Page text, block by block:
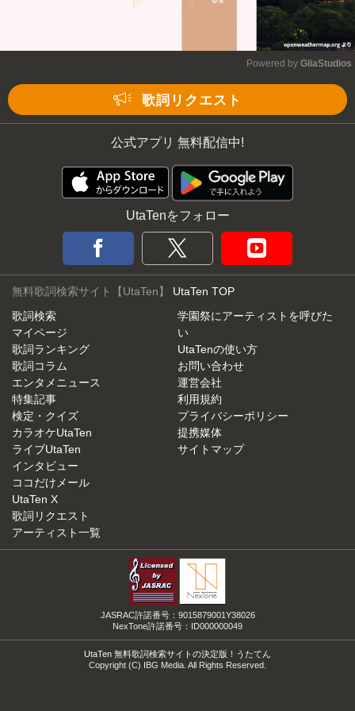
Powered by GliaStudios
歌詞リクエスト
公式アプリ 無料配信中!
UtaTenをフォロー
無料歌詞検索サイト【UtaTen】 UtaTen TOP
歌詞検索
マイページ
歌詞ランキング
歌詞コラム
エンタメニュース
特集記事
検定・クイズ
カラオケUtaTen
ライブUtaTen
インタビュー
ココだけメール
UtaTen X
歌詞リクエスト
アーティスト一覧
学園祭にアーティストを呼びた
い
UtaTenの使い方
お問い合わせ
運営会社
利用規約
プライバシーポリシー
提携媒体
サイトマップ
JASRAC許諾番号：9015879001Y38026
NexTone許諾番号：ID000000049
UtaTen 無料歌詞検索サイトの決定版！うたてん
Copyright (C) IBG Media. All Rights Reserved.